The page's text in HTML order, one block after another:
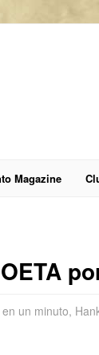
Magazine
un minuto,